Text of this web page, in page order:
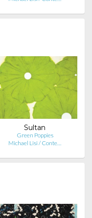
Sultan
Green Poppies
Michael Lisi / Conte…